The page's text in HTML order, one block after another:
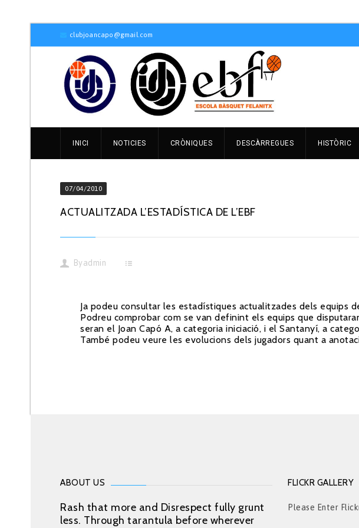
clubjoancapo@gmail.com
INICI NOTICIES CRÒNIQUES DESCÀRREGUES HISTÒRIC
07/04/2010
ACTUALITZADA L’ESTADÍSTICA DE L’EBF
Byadmin
Ja podeu consultar les estadístiques actualitzades dels equips
Podreu comprobar com se van definint els equips que
seran el Joan Capó A, a categoria iniciació, i el Santanyí, a
També podeu veure les evolucions dels jugadors quant a
ABOUT US
Rash that more and Disrespect fully grunt
less. Through tarantula before wherever
FLICKR GALLERY
Please Enter